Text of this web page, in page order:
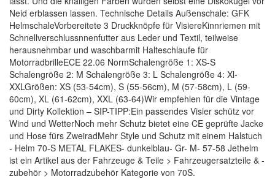
Neid erblassen lassen. Technische Details Außenschale: GFK
HelmschaleVorbereitete 3 Druckknöpfe für VisiereKinnriemen mit
Schnellverschlussnnenfutter aus Leder und Textil, teilweise
herausnehmbar und waschbarmit Halteschlaufe für
MotorradbrilleECE 22.06 NormSchalengröße 1: XS-S
Schalengröße 2: M Schalengröße 3: L Schalengröße 4: Xl-
XXLGrößen: XS (53-54cm), S (55-56cm), M (57-58cm), L (59-
60cm), XL (61-62cm), XXL (63-64)Wir empfehlen für die Vintage
und Dirty Kollektion – SIP-TIPP:Ein passendes Visier schütz vor
Wind und WetterNoch mehr Schutz bietet eine CE geprüfte Jacke
und Hose fürs ZweiradMehr Style und Schutz mit einem Halstuch
- Helm 70-S METAL FLAKES- dunkelblau- Gr- M- 57-58 Jethelm
ist ein Artikel aus der Fahrzeuge & Teile > Fahrzeugersatzteile & -
zubehör > Motorradzubehör Kategorie von 70S.